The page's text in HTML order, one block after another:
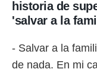
publicidad
de
historia de
'salvar a la
- Salvar a la
de nada. En mi